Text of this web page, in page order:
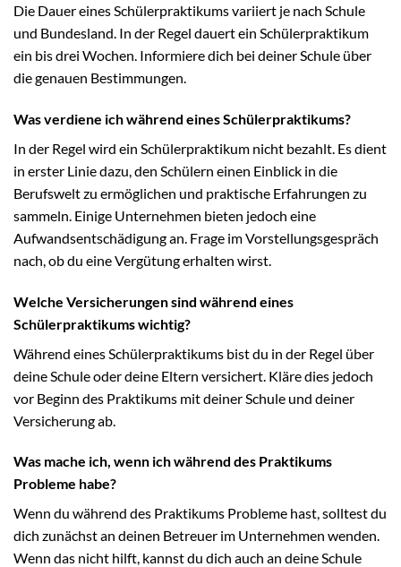
Die Dauer eines Schülerpraktikums variiert je nach Schule
und Bundesland. In der Regel dauert ein Schülerpraktikum
ein bis drei Wochen. Informiere dich bei deiner Schule über
die genauen Bestimmungen.
Was verdiene ich während eines Schülerpraktikums?
In der Regel wird ein Schülerpraktikum nicht bezahlt. Es dient
in erster Linie dazu, den Schülern einen Einblick in die
Berufswelt zu ermöglichen und praktische Erfahrungen zu
sammeln. Einige Unternehmen bieten jedoch eine
Aufwandsentschädigung an. Frage im Vorstellungsgespräch
nach, ob du eine Vergütung erhalten wirst.
Welche Versicherungen sind während eines
Schülerpraktikums wichtig?
Während eines Schülerpraktikums bist du in der Regel über
deine Schule oder deine Eltern versichert. Kläre dies jedoch
vor Beginn des Praktikums mit deiner Schule und deiner
Versicherung ab.
Was mache ich, wenn ich während des Praktikums
Probleme habe?
Wenn du während des Praktikums Probleme hast, solltest du
dich zunächst an deinen Betreuer im Unternehmen wenden.
Wenn das nicht hilft, kannst du dich auch an deine Schule